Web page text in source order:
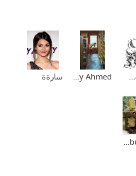
Haya Mansour
Maaly Ahmed سارةة
Mohab Abu Salah